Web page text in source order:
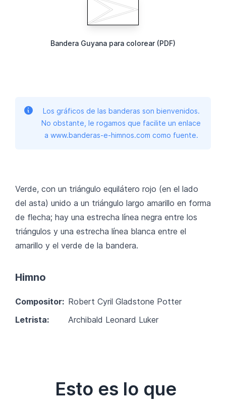
Bandera Guyana para colorear (PDF)
Los gráficos de las banderas son bienvenidos.
No obstante, le rogamos que facilite un enlace
a www.banderas-e-himnos.com como fuente.
Verde, con un triángulo equilátero rojo (en el lado
del asta) unido a un triángulo largo amarillo en forma
de flecha; hay una estrecha línea negra entre los
triángulos y una estrecha línea blanca entre el
amarillo y el verde de la bandera.
Himno
Compositor: Robert Cyril Gladstone Potter
Letrista:
Archibald Leonard Luker
Esto es lo que